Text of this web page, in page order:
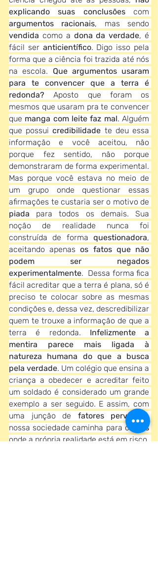
explicando suas conclusões
argumentos racionais
vendida como a dona da verdade, é
fácil ser anticientífico. Digo isso pela
forma que a ciência foi trazida até nós
na escola. Que argumentos usaram
para te convencer que a terra é
redonda? Aposto que foram os
mesmos que usaram pra te convencer
que manga com leite faz mal. Alguém
que possui credibilidade te deu essa
informação e você aceitou, não
porque fez sentido, não porque
demonstraram de forma experimental.
Mas porque você estava no meio de
um grupo onde questionar essas
piada para todos os demais. Sua
noção de realidade nunca foi
construída de forma questionadora,
aceitando apenas os fatos que não
podem ser negados
experimentalmente.  Dessa forma fica
fácil acreditar que a terra é plana, só é
preciso te colocar sobre as mesmas
condições e, dessa vez, descredibilizar
quem te trouxe a informação de que a
terra é redonda. Infelizmente a
mentira parece mais ligada à
natureza humana do que a busca
pela verdade. Um colégio que ensina a
criança a obedecer e acreditar feito
um soldado é considerado um grande
exemplo a ser seguido. E assim, com
uma junção de fatores perversos,
nossa sociedade caminha para o
caos
onde a própria realidade está em risco.